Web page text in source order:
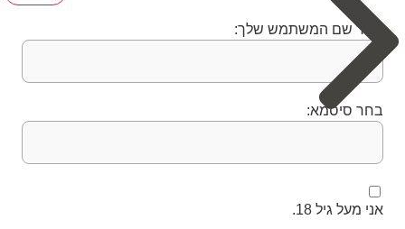
בחר שם המשתמש שלך:
בחר סיסמא:
אני מעל גיל 18.